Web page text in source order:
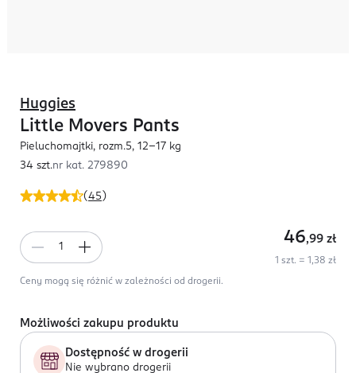
(45 )
Huggies
Little Movers Pants
Pieluchomajtki, rozm.5, 12-17 kg
34 szt.nr kat. 279890
46,99 zł
1 szt. = 1,38 zł
Ceny mogą się różnić w zależności od drogerii.
Możliwości zakupu produktu
Dostępność w drogerii
Nie wybrano drogerii